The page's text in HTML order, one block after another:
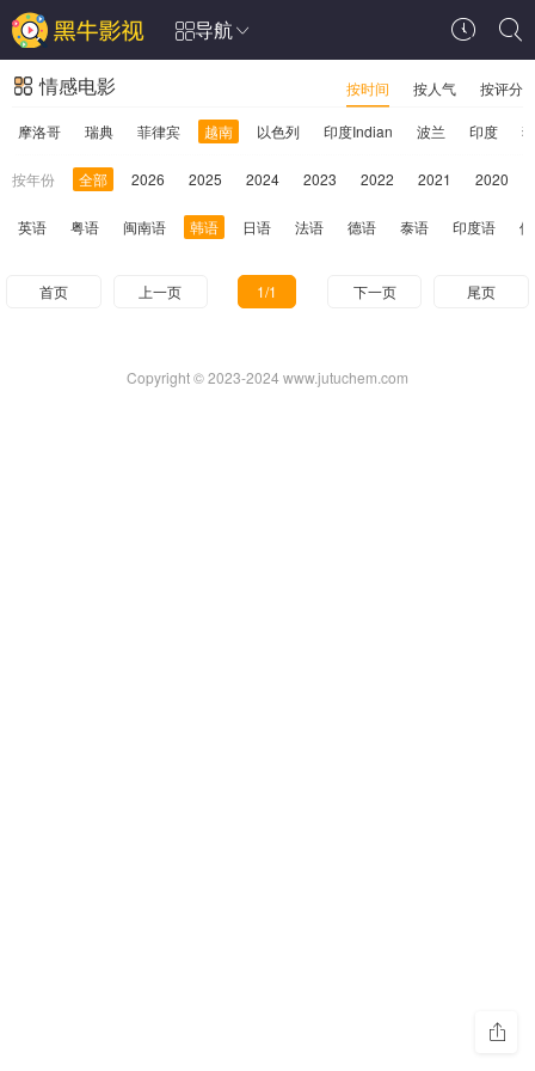
导航
情感电影 按时间 按人气 按评分
摩洛哥 瑞典 菲律宾 越南 以色列 印度Indian 波兰 印度
按年份 全部 2026 2025 2024 2023 2022 2021 2020
英语 粤语 闽南语 韩语 日语 法语 德语 泰语 印度语
首页 上一页 1/1 下一页 尾页
Copyright © 2023-2024 www.jutuchem.com